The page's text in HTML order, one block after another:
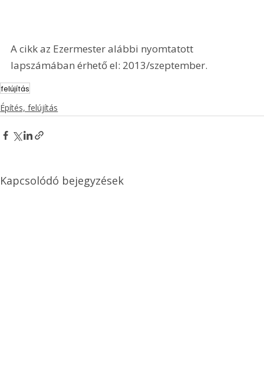
A cikk az Ezermester alábbi nyomtatott
lapszámában érhető el: 2013/szeptember.
felújítás
Építés, felújítás
Kapcsolódó bejegyzések